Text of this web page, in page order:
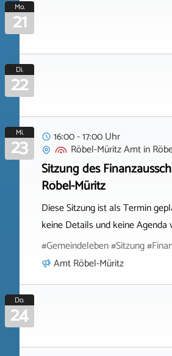
Mo.
21
Di.
22
Mi.
23
16:00 - 17:00 Uhr
Röbel-Müritz Amtin
Sitzung des
Röbel-Müritz
Diese Sitzung ist als Termin
keine Details und keine Agenda
#Gemeindeleben #Sitzung
Amt Röbel-Müritz
Do.
24